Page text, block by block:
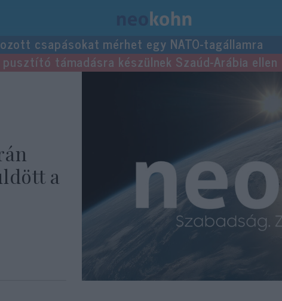
csapásokat mérhet egy NATO-tagállamra
támadásra készülnek Szaúd-Arábia ellen
a